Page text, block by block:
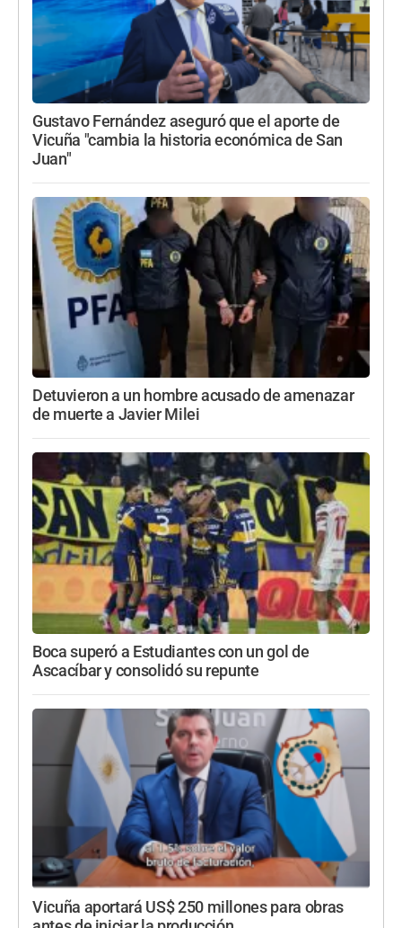
Gustavo Fernández aseguró que el aporte de
Vicuña "cambia la historia económica de San
Juan"
Detuvieron a un hombre acusado de amenazar
de muerte a Javier Milei
Boca superó a Estudiantes con un gol de
Ascacíbar y consolidó su repunte
Vicuña aportará US$ 250 millones para obras